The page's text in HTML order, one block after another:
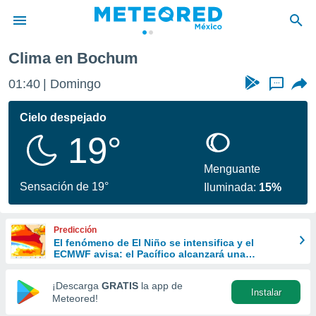
de
ha sido
calidad.
a este
las
y
forma
digital
basada
Clima en Bochum
01:41 Domingo ...
Cielo despejado
19°
Sensación de 19°
Menguante
Iluminada: 15%
Predicción
El fenómeno de El Niño se intensifica y el
ECMWF avisa: el Pacífico alcanzará una
¡Descarga GRATIS la app de
Meteored!
Instalar